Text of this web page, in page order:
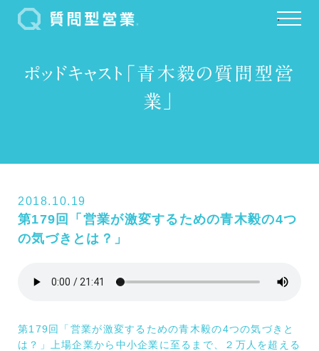
.
ポッドキャスト「青木毅の質問型営
業」
2018.10.19
第179回「営業が激変するための青木毅の4つ
の気づきとは？」
第179回「営業が激変するための青木毅の4つの気づきと
は？」上場企業から中小企業に至るまで、２万人を超える